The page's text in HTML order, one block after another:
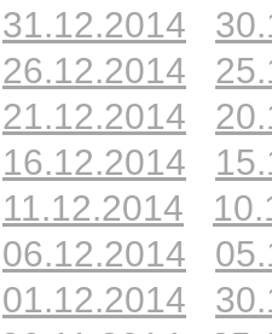
31.12.2014
26.12.2014
21.12.2014
16.12.2014
11.12.2014
06.12.2014
01.12.2014